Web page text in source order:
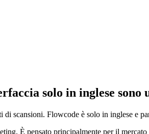
solo in inglese
scansioni. Flowcode è solo in inglese e
È pensato principalmente per il